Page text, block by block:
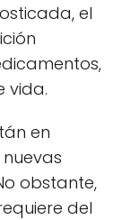
el
vida.
en
obstante,
del